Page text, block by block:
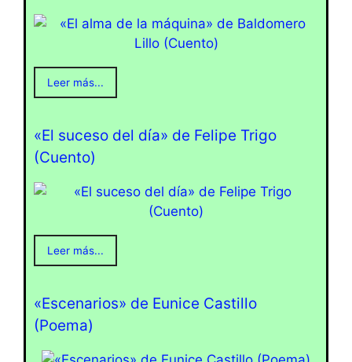
Leer más...
«El suceso del día» de Felipe Trigo
(Cuento)
Leer más...
«Escenarios» de Eunice Castillo
(Poema)